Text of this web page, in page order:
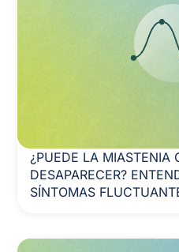
¿PUEDE LA MIASTENIA
DESAPARECER?
SÍNTOMAS